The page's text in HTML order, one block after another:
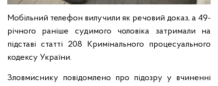
Мобільний телефон вилучили як речовий доказ, а 49-
річного раніше судимого чоловіка затримали на
підставі статті 208 Кримінального процесуального
кодексу України.
Зловмиснику повідомлено про підозру у вчиненні